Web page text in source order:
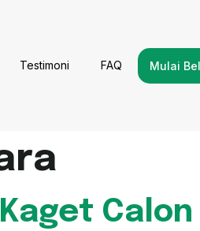
Testimoni FAQ Mulai
Calon